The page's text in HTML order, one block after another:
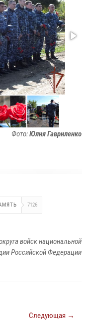
Фото:Юлия Гавриленко
7126
войск национальной
Российской Федерации
Следующая →